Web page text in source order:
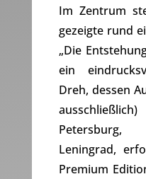
Im Zentrum
gezeigte rund
„Die
ein
Dreh, dessen
Petersburg,
Leningrad,
Premium